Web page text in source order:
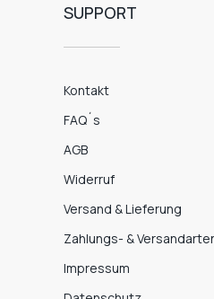
SUPPORT
Kontakt
FAQ´s
AGB
Widerruf
Versand & Lieferung
Zahlungs- &
Impressum